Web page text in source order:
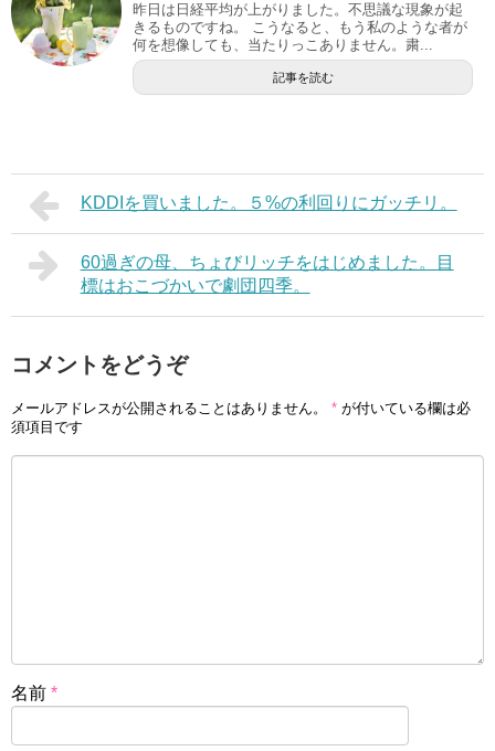
昨日は日経平均が上がりました。不思議な現象が起
きるものですね。 こうなると、もう私のような者が
何を想像しても、当たりっこありません。粛...
記事を読む
KDDIを買いました。５%の利回りにガッチリ。
60過ぎの母、ちょびリッチをはじめました。目
標はおこづかいで劇団四季。
コメントをどうぞ
メールアドレスが公開されることはありません。 * が付いている欄は必
須項目です
名前 *